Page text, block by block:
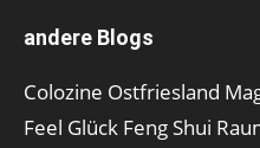
andere Blogs
Colozine Ostfriesland
Feel Glück Feng Shui